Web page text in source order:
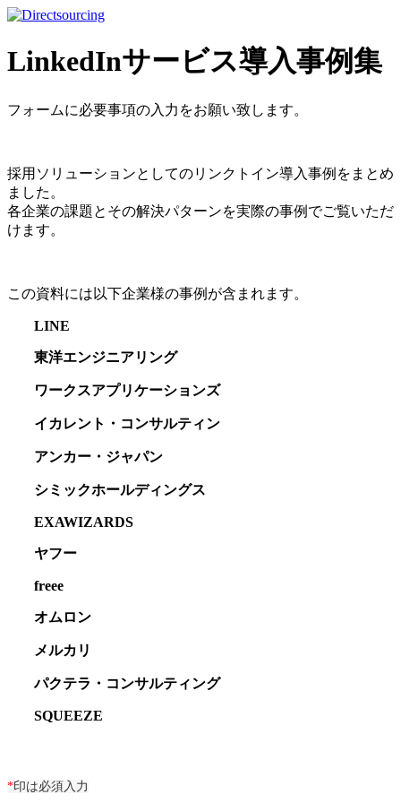
LinkedInサービス導入事例集
フォームに必要事項の入力をお願い致します。
採用ソリューションとしてのリンクトイン導入事例をまとめ
ました。
各企業の課題とその解決パターンを実際の事例でご覧いただ
けます。
この資料には以下企業様の事例が含まれます。
LINE
東洋エンジニアリング
ワークスアプリケーションズ
イカレント・コンサルティン
アンカー・ジャパン
シミックホールディングス
EXAWIZARDS
ヤフー
freee
オムロン
メルカリ
パクテラ・コンサルティング
SQUEEZE
*印は必須入力